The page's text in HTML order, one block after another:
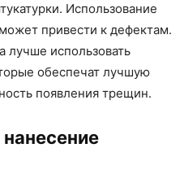
Использование
привести к дефектам.
лучше использовать
обеспечат лучшую
появления трещин.